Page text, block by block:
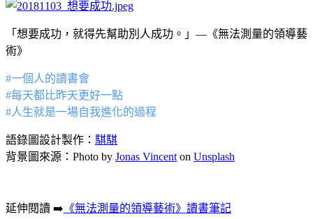
「想要成功，就得先幫助別人成功。」—《無法測量的領導藝
術》
#一個人的讀書會
#每天都比昨天更好一點
#人生就是一場自我進化的過程
語錄圖設計製作： 騏騏
背景圖來源：Photo by Jonas Vincent on Unsplash
延伸閱讀 ➡️ 《無法測量的領導藝術》讀書筆記